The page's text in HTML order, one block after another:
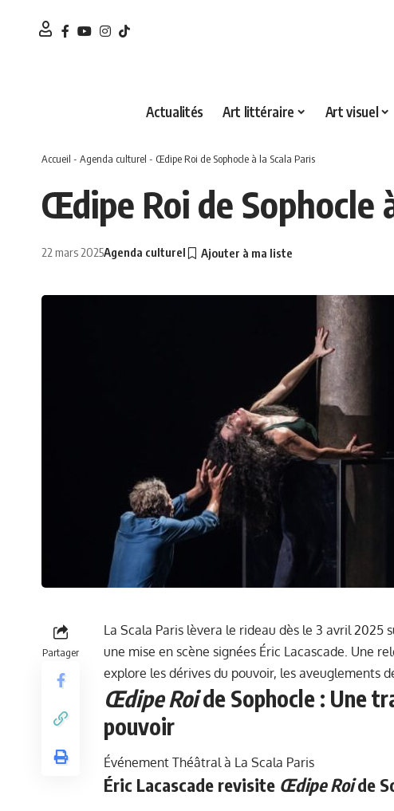
Actualités Art littéraire Art visuel
Accueil - Agenda culturel - Œdipe Roi de Sophocle à la Scala Paris
Œdipe Roi de Sophocle
22 mars 2025Agenda culturel
Partager
La Scala Paris lèvera le rideau dès le 3 avril 2025
une mise en scène signées Éric Lacascade. Une
explore les dérives du pouvoir, les aveuglements
Œdipe Roide Sophocle : Une
pouvoir
Événement Théâtral à La Scala Paris
Éric Lacascade revisite Œdipe Roide